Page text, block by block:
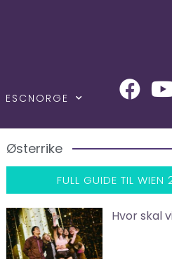
ESCNORGE
Østerrike
FULL GUIDE TIL WIEN
Hvor skal